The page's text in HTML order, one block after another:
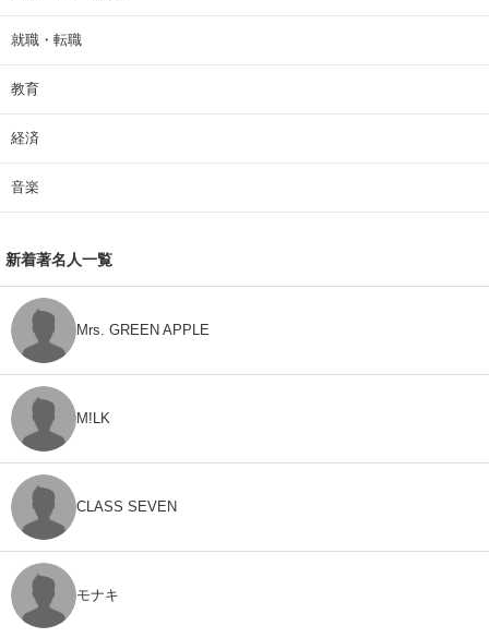
就職・転職
教育
経済
音楽
新着著名人一覧
Mrs. GREEN APPLE
M!LK
CLASS SEVEN
モナキ